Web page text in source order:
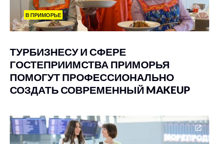
В ПРИМОРЬЕ
ТУРБИЗНЕСУ И СФЕРЕ
ГОСТЕПРИИМСТВА ПРИМОРЬЯ
ПОМОГУТ ПРОФЕССИОНАЛЬНО
СОЗДАТЬ СОВРЕМЕННЫЙ MAKEUP